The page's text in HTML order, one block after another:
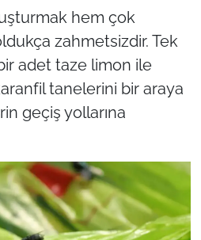
hem çok
zahmetsizdir. Tek
adet taze limon ile
tanelerini bir araya
geçiş yollarına